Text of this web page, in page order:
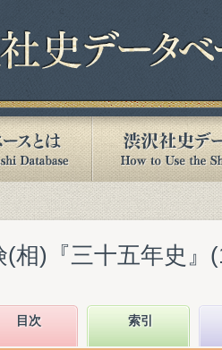
(相)『三十五年史』
目次 索引